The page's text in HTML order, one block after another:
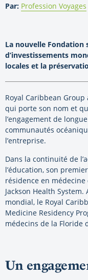
Par: Profession Voyages
La nouvelle Fondation
d’investissements
locales et la
Royal Caribbean
qui porte son nom et
l’engagement de
communautés
l’entreprise.
Dans la continuité de
l’éducation, son
résidence en
Jackson Health
mondial, le Royal
Medicine Residency
médecins de la Floride
Un